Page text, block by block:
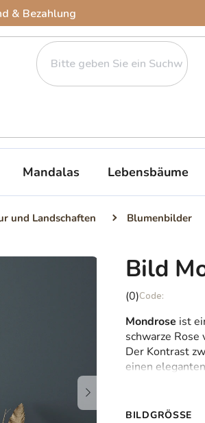
& Bezahlung
Mandalas Lebensbäume
und Landschaften Blumenbilder
Bild
Die
ist
0,0
von
(0)
Mondrose ist
schwarze
Der Kontrast
einen
kommt
Einzelstück im
BILDGRÖSSE